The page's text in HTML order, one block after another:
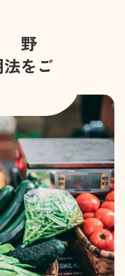
野
をご